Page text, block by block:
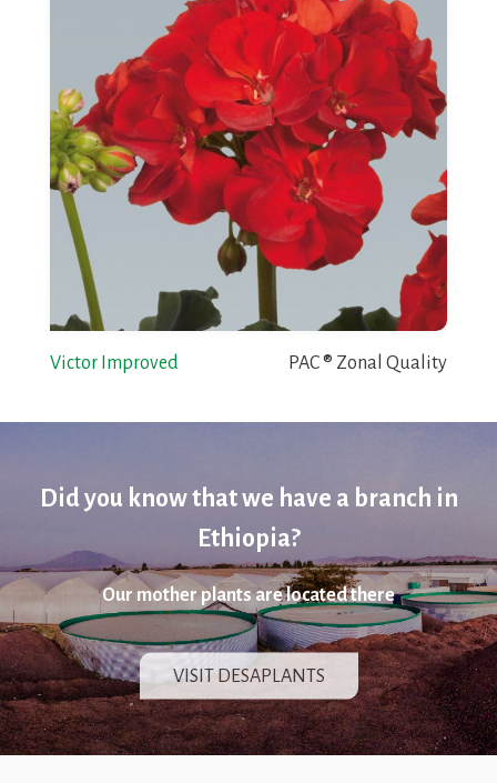
Victor Improved PAC ® Zonal Quality
Did you know that we have a branch in
Ethiopia?
Our mother plants are located there
VISIT DESAPLANTS